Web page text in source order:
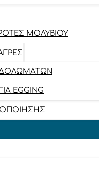
ΜΟΛΥΒΙΟΎ
ΔΟΛΩΜΆΤΩΝ
EGGING